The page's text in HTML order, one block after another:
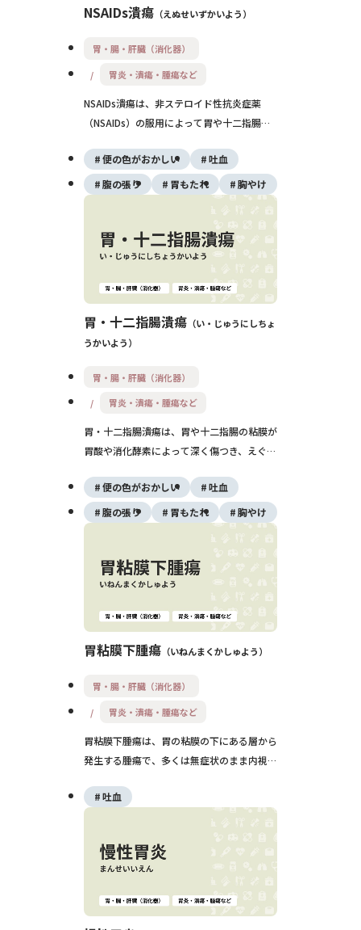
NSAIDs潰瘍 えぬせいずかいよう
胃・腸・肝臓（消化器）
胃炎・潰瘍・腫瘍など
NSAIDs潰瘍は、非ステロイド性抗炎症薬
（NSAIDs）の服用によって胃や十二指腸の
障害です。みぞおちの痛みや黒色便、出血を
伴うこともあり、重症化すると穿孔やショッ
クを起こすこともあります。特に高齢者では
無症状のまま進行する例もあるため、予防薬
の併用や定期的な検査が重要です。
便の色がおかしい
吐血
腹の張り
胃もたれ 胸やけ
胃・十二指腸潰瘍
い・じゅうにしちょ
うかいよう
胃・腸・肝臓（消化器）
胃炎・潰瘍・腫瘍など
胃・十二指腸潰瘍は、胃や十二指腸の粘膜が
胃酸や消化酵素によって深く傷つき、えぐれ
NSAIDsの使用が主な原因で、みぞおちの痛
みや黒色便、吐血などの症状を伴います。再
発しやすい病気ですが、適切な治療と除菌、
生活習慣の改善によってコントロールが可能
です。
便の色がおかしい
吐血
腹の張り
胃もたれ 胸やけ
胃粘膜下腫瘍 いねんまくかしゅよう
胃・腸・肝臓（消化器）
胃炎・潰瘍・腫瘍など
胃粘膜下腫瘍は、胃の粘膜の下にある層から
発生する腫瘍で、多くは無症状のまま内視鏡
までさまざまなタイプがあり、正確な診断に
は超音波内視鏡や組織検査が必要です。治療
方針は大きさや性質に応じて経過観察か切除
を選択し、悪性が疑われる場合には外科手術
も検討されます。
吐血